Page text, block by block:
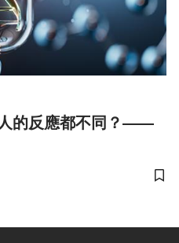
的反應都不同？——
儲